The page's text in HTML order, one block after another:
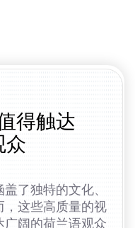
得触达
众
了独特的文化、
，这些高质量的视
阔的荷兰语观众